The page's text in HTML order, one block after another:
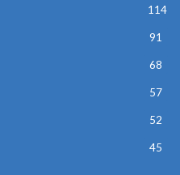
114
91
68
57
52
45